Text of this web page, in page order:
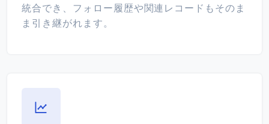
統合でき、フォロー履歴や関連レコードもそのま
ま引き継がれます。